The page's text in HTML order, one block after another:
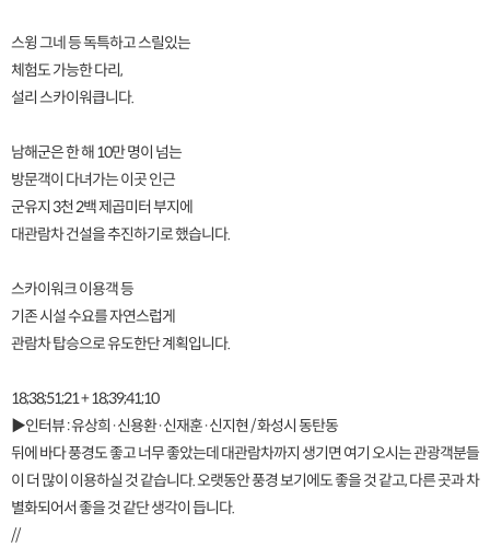
스윙 그네 등 독특하고 스릴있는
체험도 가능한 다리,
설리 스카이워큽니다.
남해군은 한 해 10만 명이 넘는
방문객이 다녀가는 이곳 인근
군유지 3천 2백 제곱미터 부지에
대관람차 건설을 추진하기로 했습니다.
스카이워크 이용객 등
기존 시설 수요를 자연스럽게
관람차 탑승으로 유도한단 계획입니다.
18;38;51;21 + 18;39;41;10
▶인터뷰 : 유상희·신용환·신재훈·신지현 / 화성시 동탄동
뒤에 바다 풍경도 좋고 너무 좋았는데 대관람차까지 생기면 여기 오시는 관광객분들
이 더 많이 이용하실 것 같습니다. 오랫동안 풍경 보기에도 좋을 것 같고, 다른 곳과 차
별화되어서 좋을 것 같단 생각이 듭니다.
//